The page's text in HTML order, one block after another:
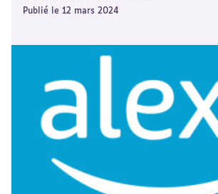
Publié le 12 mars 2024